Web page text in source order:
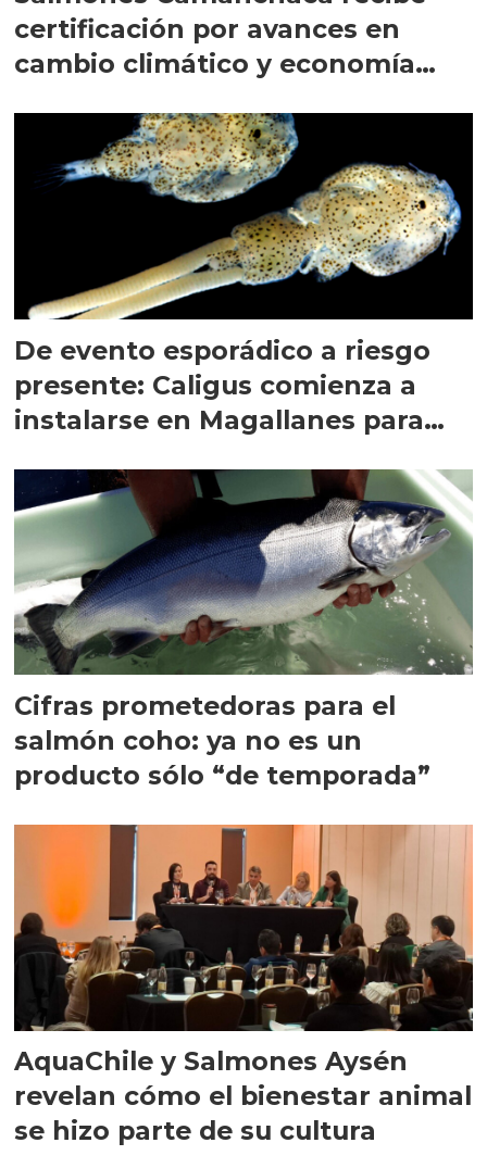
certificación por avances en
cambio climático y economía
De evento esporádico a riesgo
presente: Caligus comienza a
instalarse en Magallanes para
Cifras prometedoras para el
salmón coho: ya no es un
producto sólo “de temporada”
AquaChile y Salmones Aysén
revelan cómo el bienestar animal
se hizo parte de su cultura